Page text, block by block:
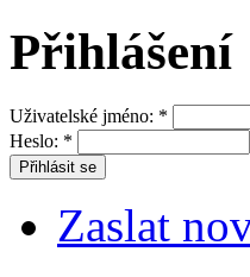
Přihlášení
Uživatelské jméno: *
Heslo: *
Zaslat